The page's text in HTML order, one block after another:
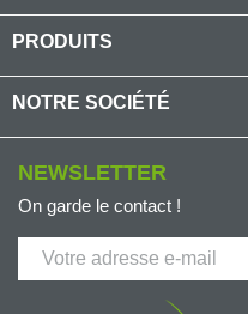
PRODUITS
NOTRE SOCIÉTÉ
NEWSLETTER
On garde le contact !